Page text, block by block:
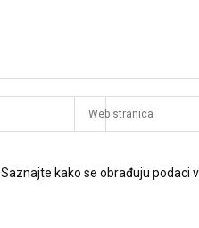
Saznajte kako se obrađuju podaci